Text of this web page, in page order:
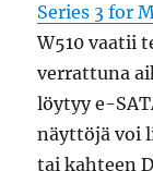
Series 3 for
W510 vaatii
verrattuna
löytyy e-
näyttöjä voi
tai kahteen